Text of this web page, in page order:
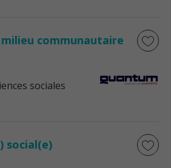
communautaire
sociales
social(e)